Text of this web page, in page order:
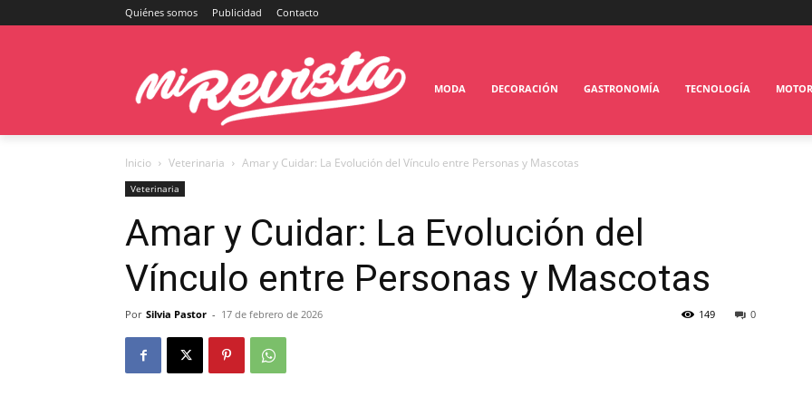
Quiénes somos Publicidad Contacto
MODA DECORACIÓN GASTRONOMÍA TECNOLOGÍA MOTOR
Inicio Veterinaria Amar y Cuidar: La Evolución del Vínculo entre Personas y Mascotas
Veterinaria
Amar y Cuidar: La Evolución del
Vínculo entre Personas y Mascotas
Por Silvia Pastor - 17 de febrero de 2026 0
149